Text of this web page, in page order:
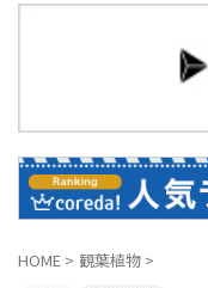
HOME > 観葉植物 >